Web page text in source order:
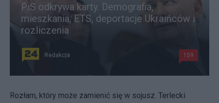
PiS odkrywa karty. Demografia,
mieszkania, ETS, deportacje Ukraińców i
rozliczenia
Redakcja 159
Rozłam, który może zamienić się w sojusz. Terlecki